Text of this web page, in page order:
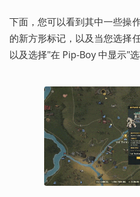
下面，您可以看到其中一些操
的新方形标记，以及当您选择
以及选择"在 Pip-Boy 中显示"选